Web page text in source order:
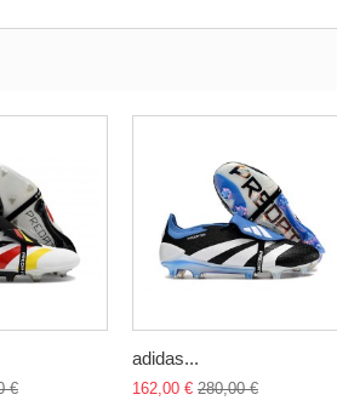
€
adidas...
162,00 € 280,00 €